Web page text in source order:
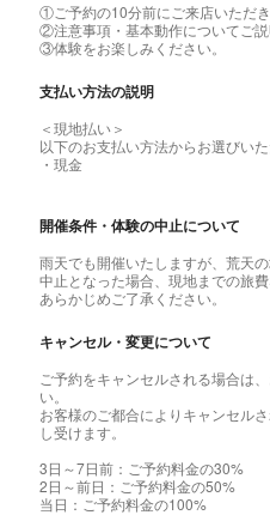
①ご予約の10分前にご来店いただき
②注意事項・基本動作についてご説
③体験をお楽しみください。
支払い方法の説明
＜現地払い＞
以下のお支払い方法からお選びいた
・現金
開催条件・体験の中止について
雨天でも開催いたしますが、荒天の
中止となった場合、現地までの旅
あらかじめご了承ください。
キャンセル・変更について
ご予約をキャンセルされる場合は
い。
お客様のご都合によりキャンセル
し受けます。
3日～7日前：ご予約料金の30%
2日～前日：ご予約料金の50%
当日：ご予約料金の100%